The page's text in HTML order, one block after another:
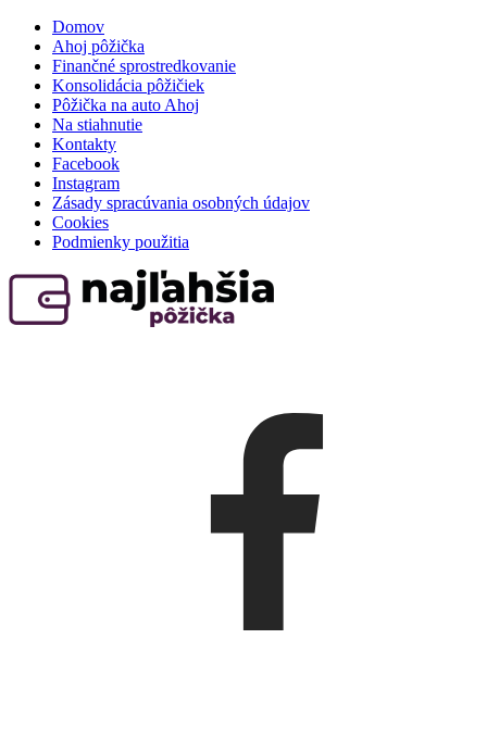
Domov
Ahoj pôžička
Finančné sprostredkovanie
Konsolidácia pôžičiek
Pôžička na auto Ahoj
Na stiahnutie
Kontakty
Facebook
Instagram
Zásady spracúvania osobných údajov
Cookies
Podmienky použitia